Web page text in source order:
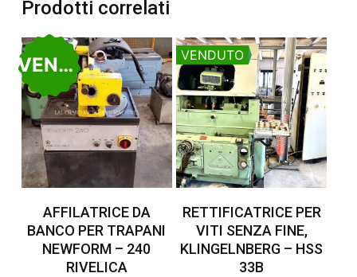
Prodotti correlati
VENDUTO
Leggi Tutto
AFFILATRICE DA
BANCO PER TRAPANI
NEWFORM – 240
RIVELICA
VENDUTO
Leggi Tutto
RETTIFICATRICE PER
VITI SENZA FINE,
KLINGELNBERG – HSS
33B